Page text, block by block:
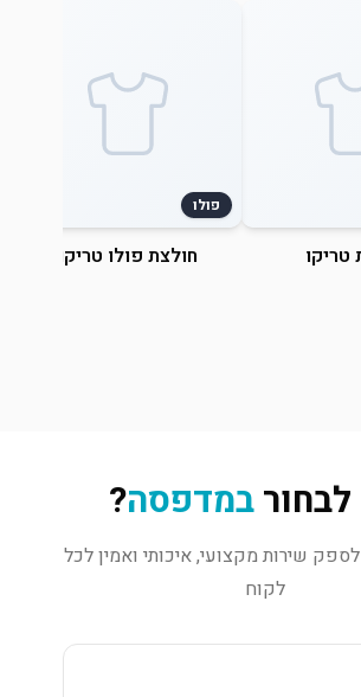
טריקו
פולו
חולצת פולו טריקו
במדפסה?
שירות מקצועי, איכותי ואמין לכל
לקוח